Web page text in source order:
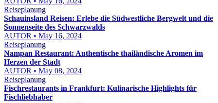
Reiseplanung
Schauinsland Reisen: Erlebe die Südwestliche Bergwelt und die
Sonnenseite des Schwarzwalds
AUTOR • May 16, 2024
Reiseplanung
Nampan Restaurant: Authentische thailändische Aromen im
Herzen der Stadt
AUTOR • May 08, 2024
Reiseplanung
Fischrestaurants in Frankfurt: Kulinarische Highlights für
Fischliebhaber